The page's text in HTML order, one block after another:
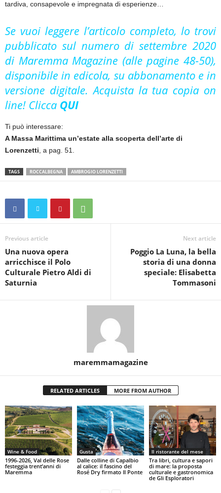
tardiva, consapevole e impregnata di esperienze…
Se vuoi leggere l’articolo completo, lo trovi
pubblicato sul numero di settembre 2020
di Maremma Magazine (alle pagine 48-50),
disponibile in edicola, su abbonamento e in
versione digitale. Acquista la tua copia on
line! Clicca QUI
Ti può interessare:
A Massa Marittima un’estate alla scoperta dell’arte di
Lorenzetti , a pag. 51.
TAGS ROCCALBEGNA AMBROGIO LORENZETTI
Previous article
Una nuova opera
arricchisce il Polo
Culturale Pietro Aldi di
Saturnia
Next article
Poggio La Luna, la bella
storia di una donna
speciale: Elisabetta
Tommasoni
maremmamagazine
RELATED ARTICLES MORE FROM AUTHOR
Wine & Food
1996-2026, Val delle Rose
festeggia trent’anni di
Maremma
Gusta
Dalle colline di Capalbio
al calice: il fascino del
Rosé Dry firmato Il Ponte
Il ristorante del mese
Tra libri, cultura e sapori
di mare: la proposta
culturale e gastronomica
de Gli Esploratori